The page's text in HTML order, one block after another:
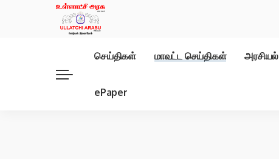
செய்திகள் மாவட்ட செய்திகள் அரசியல்
ePaper